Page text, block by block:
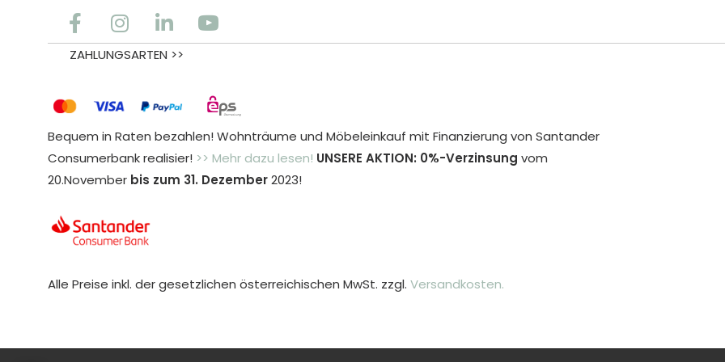
ZAHLUNGSARTEN >>
Bequem in Raten bezahlen! Wohnträume und Möbeleinkauf mit Finanzierung von Santander
Consumerbank realisier! >> Mehr dazu lesen! UNSERE AKTION: 0%-Verzinsung vom
20.November bis zum 31. Dezember2023!
Alle Preise inkl. der gesetzlichen österreichischen MwSt. zzgl. Versandkosten.